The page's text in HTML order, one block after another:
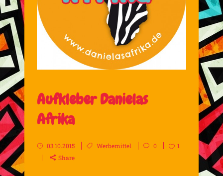
Aufkleber Danielas
Afrika
03.10.2015 Werbemittel 0
1
Share